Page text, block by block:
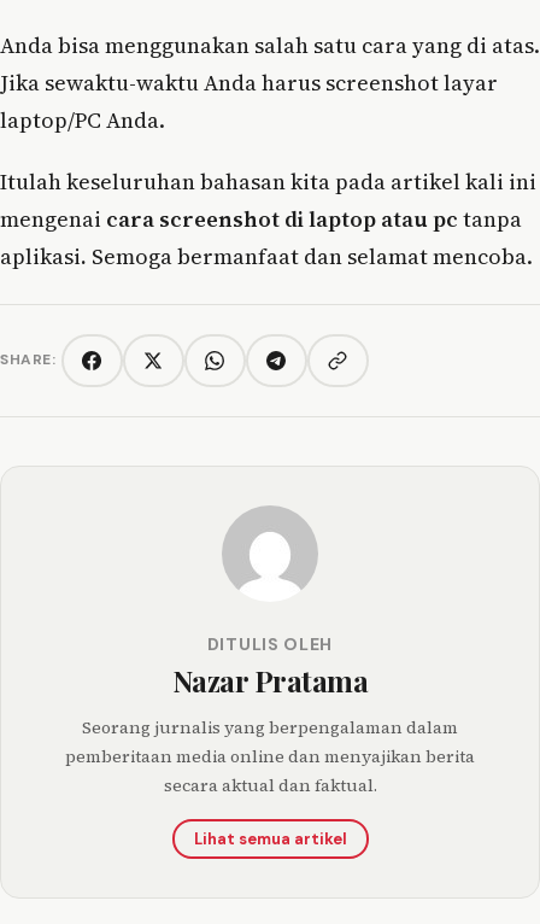
Anda bisa menggunakan salah satu cara yang di atas.
Jika sewaktu-waktu Anda harus screenshot layar
laptop/PC Anda.
Itulah keseluruhan bahasan kita pada artikel kali ini
mengenai cara screenshot di laptop atau pc tanpa
aplikasi. Semoga bermanfaat dan selamat mencoba.
SHARE: FacebookTwitter/XWhatsAppTelegramCopy link
DITULIS OLEH
Nazar Pratama
Seorang jurnalis yang berpengalaman dalam
pemberitaan media online dan menyajikan berita
secara aktual dan faktual.
Lihat semua artikel